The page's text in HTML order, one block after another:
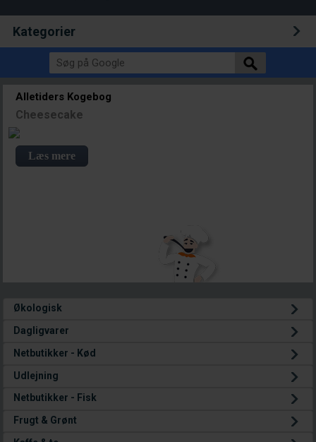
Kategorier
Økologisk
Dagligvarer
Netbutikker - Kød
Udlejning
Netbutikker - Fisk
Frugt & Grønt